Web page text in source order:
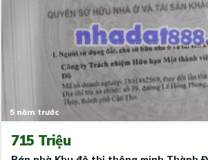
5 năm trước
715 Triệu